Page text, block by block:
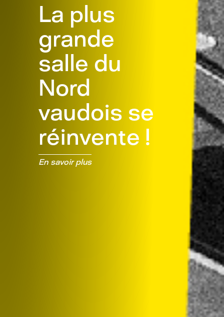
La plus
grande
salle du
Nord
vaudois se
réinvente !
En savoir plus